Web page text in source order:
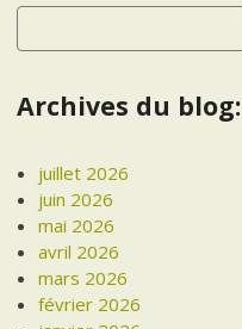
Archives du blog:
juillet 2026
juin 2026
mai 2026
avril 2026
mars 2026
février 2026